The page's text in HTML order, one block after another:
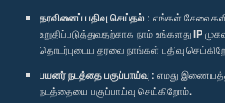
தரவினைப் பதிவு செய்தல் : எங்கள்
உறுதிப்படுத்துவதற்காக நாம் உங்களது IP
தொடர்புடைய தரவை நாங்கள் பதிவு
பயனர் நடத்தை பகுப்பாய்வு : எமது
நடத்தையை பகுப்பாய்வு செய்கிறோம்.
விருதுகள்
தனியுரிமைக் கொள்கை